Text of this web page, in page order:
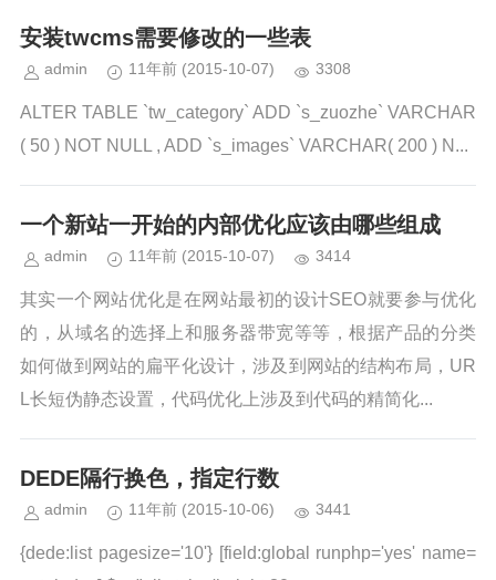
就说说一个网站的外链资源平台。以及
安装twcms需要修改的一些表
admin 11年前 (2015-10-07) 3308
ALTER TABLE `tw_category` ADD `s_zuozhe` VARCHAR
( 50 ) NOT NULL , ADD `s_images` VARCHAR( 200 ) N...
一个新站一开始的内部优化应该由哪些组成
admin 11年前 (2015-10-07) 3414
其实一个网站优化是在网站最初的设计SEO就要参与优化
的，从域名的选择上和服务器带宽等等，根据产品的分类
如何做到网站的扁平化设计，涉及到网站的结构布局，UR
L长短伪静态设置，代码优化上涉及到代码的精简化...
DEDE隔行换色，指定行数
admin 11年前 (2015-10-06) 3441
{dede:list pagesize='10'} [field:global runphp='yes' name=